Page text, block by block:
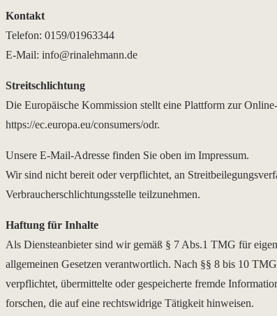
Kontakt
Telefon: 0159/01963344
E-Mail: info@rinalehmann.de
Streitschlichtung
Die Europäische Kommission stellt eine Plattform zur
https://ec.europa.eu/consumers/odr.
Unsere E-Mail-Adresse finden Sie oben im Impressum.
Wir sind nicht bereit oder verpflichtet, an
Verbraucherschlichtungsstelle teilzunehmen.
Haftung für Inhalte
Als Diensteanbieter sind wir gemäß § 7 Abs.1 TMG für
allgemeinen Gesetzen verantwortlich. Nach §§ 8 bis 10
verpflichtet, übermittelte oder gespeicherte fremde
forschen, die auf eine rechtswidrige Tätigkeit hinweisen.